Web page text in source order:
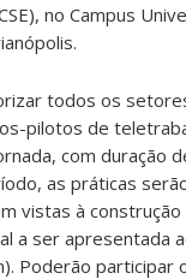
no Campus
todos os
pilotos de
com duração
as práticas
vistas à construção
a ser apresentada
Poderão participar